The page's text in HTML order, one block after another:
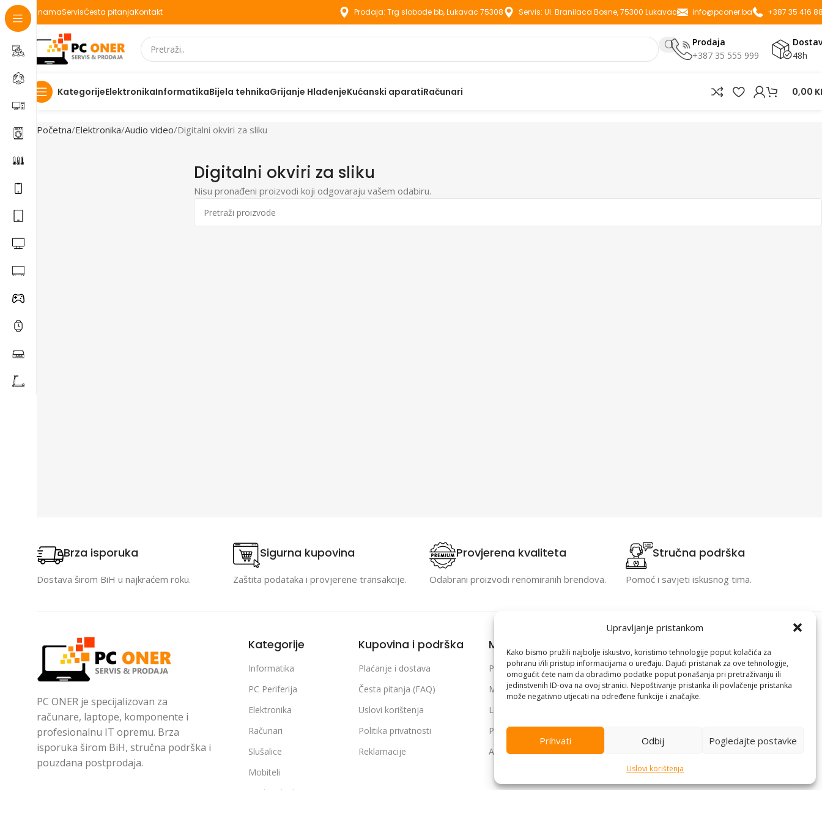
Upravljanje pristankom
Kako bismo pružili najbolje iskustvo, koristimo tehnologije poput kolačića za
pohranu i/ili pristup informacijama o uređaju. Dajući pristanak za ove tehnologije,
omogućit ćete nam da obradimo podatke poput ponašanja pri pretraživanju ili
jedinstvenih ID-ova na ovoj stranici. Nepoštivanje pristanka ili povlačenje pristanka
može negativno utjecati na određene funkcije i značajke.
Prihvati Odbij Pogledajte postavke
Uslovi korištenja
O namaServisČesta pitanjaKontakt Prodaja: Trg slobode bb, Lukavac 75308 Servis: Ul. Branilaca Bosne, 75300 Lukavac info@pconer.ba +387 35 416
Prodaja
+387 35 555 999
48h
KategorijeElektronikaInformatikaBijela tehnikaGrijanje HlađenjeKućanski aparatiRačunari 0,00
Početna Elektronika Audio video Digitalni okviri za sliku
Digitalni okviri za sliku
Nisu pronađeni proizvodi koji odgovaraju vašem odabiru.
Brza isporuka
Dostava širom BiH u najkraćem roku.
Sigurna kupovina
Zaštita podataka i provjerene transakcije.
Provjerena kvaliteta
Odabrani proizvodi renomiranih brendova.
Stručna podrška
Pomoć i savjeti iskusnog tima.
PC ONER je specijalizovan za
računare, laptope, komponente i
profesionalnu IT opremu. Brza
isporuka širom BiH, stručna podrška i
pouzdana postprodaja.
Kategorije
Informatika
PC Periferija
Elektronika
Računari
Slušalice
Mobiteli
Bijela tehnika
Kupovina i podrška
Plaćanje i dostava
Česta pitanja (FAQ)
Uslovi korištenja
Politika privatnosti
Reklamacije
Moj račun
Prijava / Registracija
Moje narudžbe
Lista želja
Poređenje proizvoda
Adrese i podaci profila
Branilaca Bosne, 75 300 Lukavac
+387 35 555 999